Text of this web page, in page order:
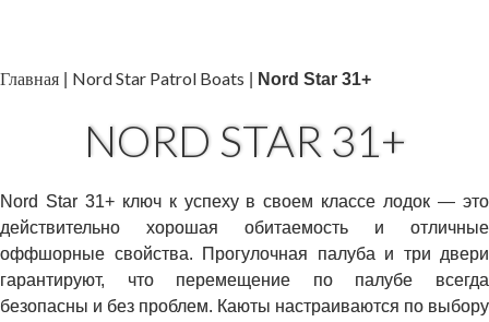
Главная Nord Star Patrol Boats Nord Star 31+
NORD STAR 31+
Nord Star 31+ ключ к успеху в своем классе лодок — это
действительно хорошая обитаемость и отличные
оффшорные свойства. Прогулочная палуба и три двери
гарантируют, что перемещение по палубе всегда
безопасны и без проблем. Каюты настраиваются по выбору